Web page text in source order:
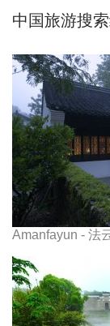
中国旅游搜
Amanfayun - 法